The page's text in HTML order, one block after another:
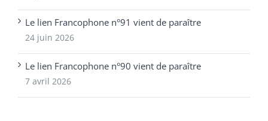
Le lien Francophone n°91 vient de paraître
24 juin 2026
Le lien Francophone n°90 vient de paraître
7 avril 2026